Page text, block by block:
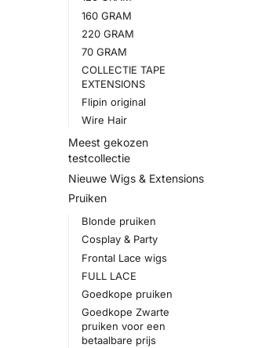
160 GRAM
220 GRAM
70 GRAM
COLLECTIE TAPE
EXTENSIONS
Flipin original
Wire Hair
Meest gekozen
testcollectie
Nieuwe Wigs & Extensions
Pruiken
Blonde pruiken
Cosplay & Party
Frontal Lace wigs
FULL LACE
Goedkope pruiken
Goedkope Zwarte
pruiken voor een
betaalbare prijs